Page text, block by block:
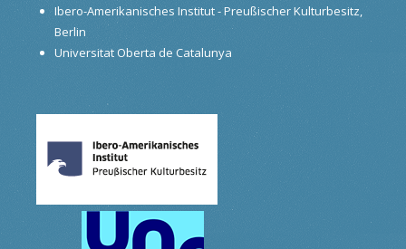
Ibero-Amerikanisches Institut - Preußischer Kulturbesitz,
Berlin
Universitat Oberta de Catalunya